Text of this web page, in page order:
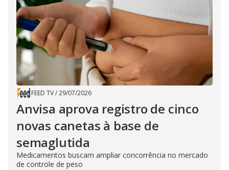
FEED TV/29/07/2026
Anvisa aprova registro de cinco
novas canetas à base de
semaglutida
Medicamentos buscam ampliar concorrência no mercado
de controle de peso